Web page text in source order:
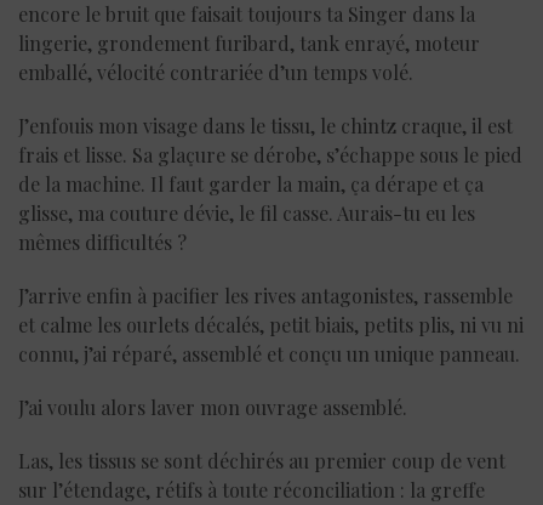
encore le bruit que faisait toujours ta Singer dans la
lingerie, grondement furibard, tank enrayé, moteur
emballé, vélocité contrariée d’un temps volé.
J’enfouis mon visage dans le tissu, le chintz craque, il est
frais et lisse. Sa glaçure se dérobe, s’échappe sous le pied
de la machine. Il faut garder la main, ça dérape et ça
glisse, ma couture dévie, le fil casse. Aurais-tu eu les
mêmes difficultés ?
J’arrive enfin à pacifier les rives antagonistes, rassemble
et calme les ourlets décalés, petit biais, petits plis, ni vu ni
connu, j’ai réparé, assemblé et conçu un unique panneau.
J’ai voulu alors laver mon ouvrage assemblé.
Las, les tissus se sont déchirés au premier coup de vent
sur l’étendage, rétifs à toute réconciliation : la greffe